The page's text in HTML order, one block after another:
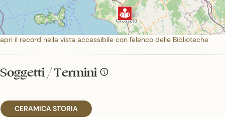
apri il record nella vista accessibile con l'elenco delle Biblioteche
Soggetti / Termini
CERAMICA STORIA